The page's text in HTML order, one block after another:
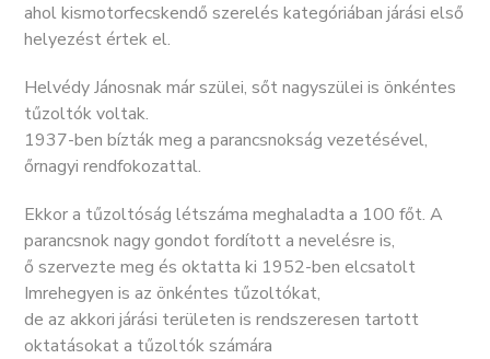
ahol kismotorfecskendő szerelés kategóriában járási első
helyezést értek el.
Helvédy Jánosnak már szülei, sőt nagyszülei is önkéntes
tűzoltók voltak.
1937-ben bízták meg a parancsnokság vezetésével,
őrnagyi rendfokozattal.
Ekkor a tűzoltóság létszáma meghaladta a 100 főt. A
parancsnok nagy gondot fordított a nevelésre is,
ő szervezte meg és oktatta ki 1952-ben elcsatolt
Imrehegyen is az önkéntes tűzoltókat,
de az akkori járási területen is rendszeresen tartott
oktatásokat a tűzoltók számára